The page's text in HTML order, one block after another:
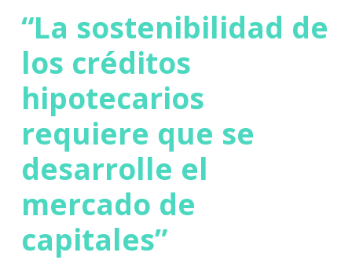
“La sostenibilidad de
los créditos
hipotecarios
requiere que se
desarrolle el
mercado de
capitales”